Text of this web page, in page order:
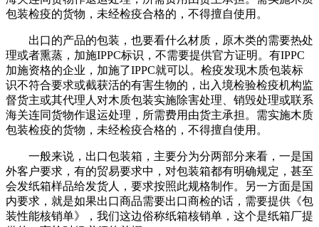
包装检疫的货物，未经检疫合格的，不得擅自使用。
出口的产品的包装，也要看什么材质，原木类的需要热处
理或者熏蒸，加施IPPC标识，不需要提供官方证明。有IPPC
加施资格的企业，加施了IPPC就可以。检疫发现木质包装标
识不符合要求或截获活的有害生物的，出入境检验检疫机构监
督货主或其代理人对木质包装实施除害处理、销毁处理或联系
海关连同货物作退运处理，所需费用由货主承担。需实施木质
包装检疫的货物，未经检疫合格的，不得擅自使用。
一般来说，出口包装箱，主要分为分两部分来看，一是国
外客户要求，有的贸易要求中，对包装箱都有明确规定，甚至
会发纸箱样品给发货人，要求按照此规格制作。另一方面是国
内要求，就是如果出口商品需要出口商检的话，需要提供《包
装性能核销单》，我们这边俗称纸箱核销单，这个是纸箱厂提